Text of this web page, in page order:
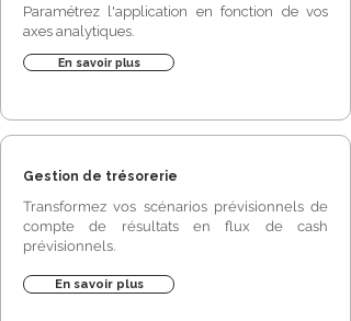
Paramétrez l'application en fonction de vos
axes analytiques.
En savoir plus
Gestion de trésorerie
Transformez vos scénarios prévisionnels de
compte de résultats en flux de cash
prévisionnels.
En savoir plus